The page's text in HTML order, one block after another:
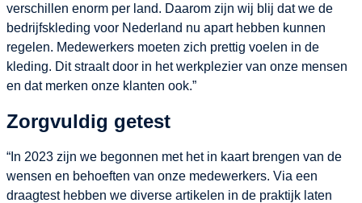
verschillen enorm per land. Daarom zijn wij blij dat we de
bedrijfskleding voor Nederland nu apart hebben kunnen
regelen. Medewerkers moeten zich prettig voelen in de
kleding. Dit straalt door in het werkplezier van onze mensen
en dat merken onze klanten ook.”
Zorgvuldig getest
“In 2023 zijn we begonnen met het in kaart brengen van de
wensen en behoeften van onze medewerkers. Via een
draagtest hebben we diverse artikelen in de praktijk laten